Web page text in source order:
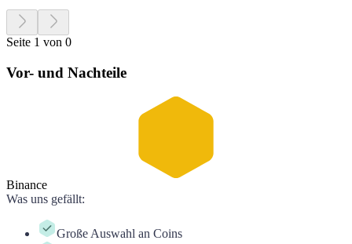
Seite 1 von 0
Vor- und Nachteile
Binance
Was uns gefällt:
Große Auswahl an Coins